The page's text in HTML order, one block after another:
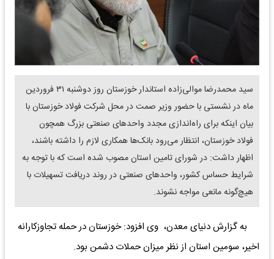
سید محمدرضا موالی‌زاده استاندار خوزستان روز دوشنبه ۳۱ فروردین
ماه در نشستی با حضور وزیر صمت در محل شرکت فولاد خوزستان با
بیان اینکه برای راه‌اندازی مجدد واحدهای صنعتی بزرگ همچون
فولاد خوزستان، انتظار می‌رود بانک‌ها همکاری لازم را داشته باشند،
اظهار داشت: در شورای تامین استان مصوب شده است که با توجه به
شرایط حساس کشور، واحدهای صنعتی در روند دریافت تسهیلات با
هیچ‌گونه مانعی مواجه نشوند.
️به گزارش دنیای معدن، وی افزود: خوزستان در حمله تجاوزکارانه
اخیر، سومین استان از نظر میزان حملات دشمن بود.